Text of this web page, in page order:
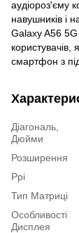
аудіороз'єму
навушників і
Galaxy A56
користувачів,
смартфон з
Діагональ,
Дюйми
Розширення
Ppi
Тип Матриці
Особливості
Дисплея